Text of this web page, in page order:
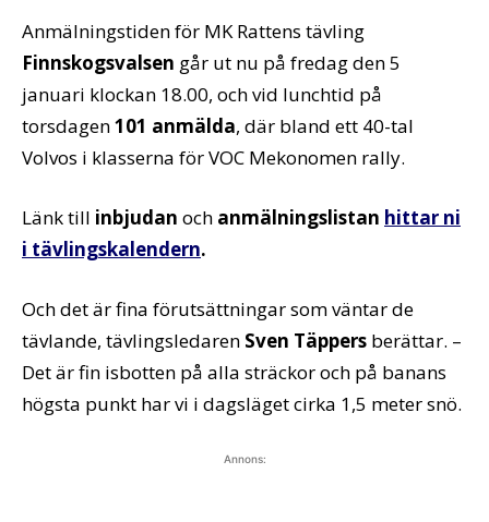
Anmälningstiden för MK Rattens tävling
Finnskogsvalsen går ut nu på fredag den 5
januari klockan 18.00, och vid lunchtid på
torsdagen101 anmälda, där bland ett 40-tal
Volvos i klasserna för VOC Mekonomen rally.
Länk till inbjudan och anmälningslistan hittar ni
i tävlingskalendern.
Och det är fina förutsättningar som väntar de
tävlande, tävlingsledaren Sven Täppers berättar. –
Det är fin isbotten på alla sträckor och på banans
högsta punkt har vi i dagsläget cirka 1,5 meter snö.
Annons: